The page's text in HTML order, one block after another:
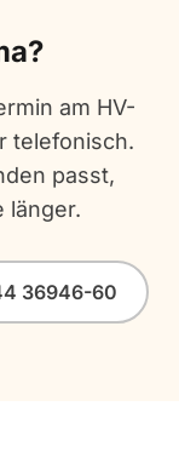
am HV-
telefonisch.
passt,
länger.
36946-60